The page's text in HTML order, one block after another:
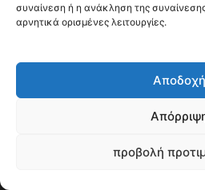
συναίνεση ή η ανάκληση της
αρνητικά ορισμένες λειτουργίες.
Αποδοχή
προβολή
popular
ΕΠΕΙΣΟΔΙΑ - EPISODES